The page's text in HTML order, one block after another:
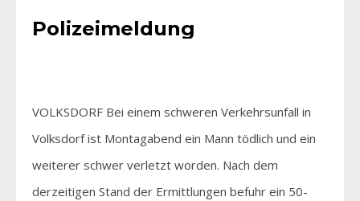
Polizeimeldung
VOLKSDORF Bei einem schweren Verkehrsunfall in
Volksdorf ist Montagabend ein Mann tödlich und ein
weiterer schwer verletzt worden. Nach dem
derzeitigen Stand der Ermittlungen befuhr ein 50-